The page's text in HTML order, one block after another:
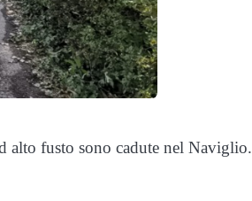
alto fusto sono cadute nel Naviglio.